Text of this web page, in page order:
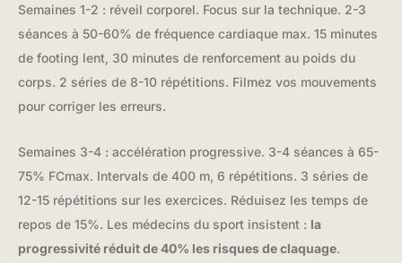
Semaines 1-2 : réveil corporel. Focus sur la technique. 2-3
séances à 50-60% de fréquence cardiaque max. 15 minutes
de footing lent, 30 minutes de renforcement au poids du
corps. 2 séries de 8-10 répétitions. Filmez vos mouvements
pour corriger les erreurs.
Semaines 3-4 : accélération progressive. 3-4 séances à 65-
75% FCmax. Intervals de 400 m, 6 répétitions. 3 séries de
12-15 répétitions sur les exercices. Réduisez les temps de
repos de 15%. Les médecins du sport insistent : la
progressivité réduit de 40% les risques de claquage.